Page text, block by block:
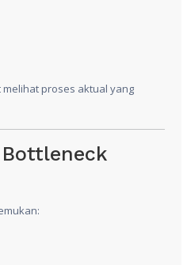
proses aktual yang